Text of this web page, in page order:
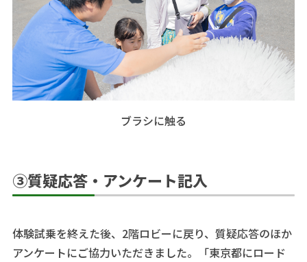
ブラシに触る
③質疑応答・アンケート記入
体験試乗を終えた後、2階ロビーに戻り、質疑応答のほか
アンケートにご協力いただきました。「東京都にロード